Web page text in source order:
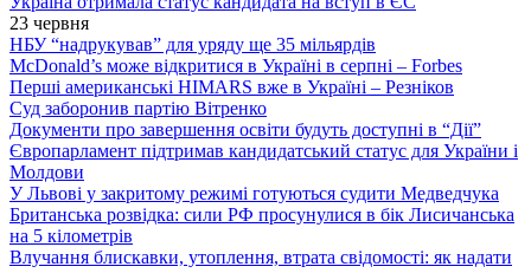
23 червня
НБУ “надрукував” для уряду ще 35 мільярдів
McDonald’s може відкритися в Україні в серпні – Forbes
Перші американські HIMARS вже в Україні – Резніков
Суд заборонив партію Вітренко
Документи про завершення освіти будуть доступні в “Дії”
Європарламент підтримав кандидатський статус для України і
Молдови
У Львові у закритому режимі готуються судити Медведчука
Британська розвідка: сили РФ просунулися в бік Лисичанська
на 5 кілометрів
Влучання блискавки, утоплення, втрата свідомості: як надати